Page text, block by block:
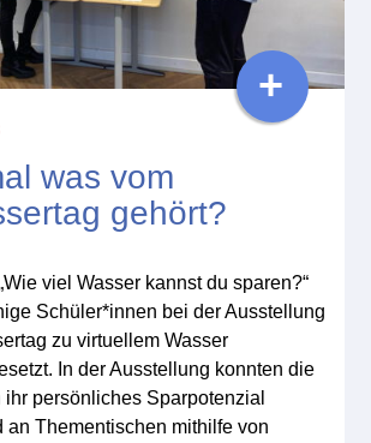
was vom
gehört?
viel Wasser kannst du sparen?“
Schüler*innen bei der Ausstellung
zu virtuellem Wasser
In der Ausstellung konnten die
persönliches Sparpotenzial
an Thementischen mithilfe von
+